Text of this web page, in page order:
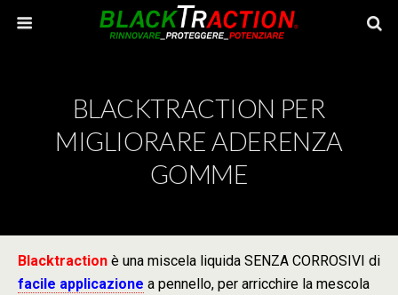
BLACKTRACTION PER
MIGLIORARE ADERENZA
GOMME
Blacktraction è una miscela liquida SENZA CORROSIVI di
facile applicazione a pennello, per arricchire la mescola